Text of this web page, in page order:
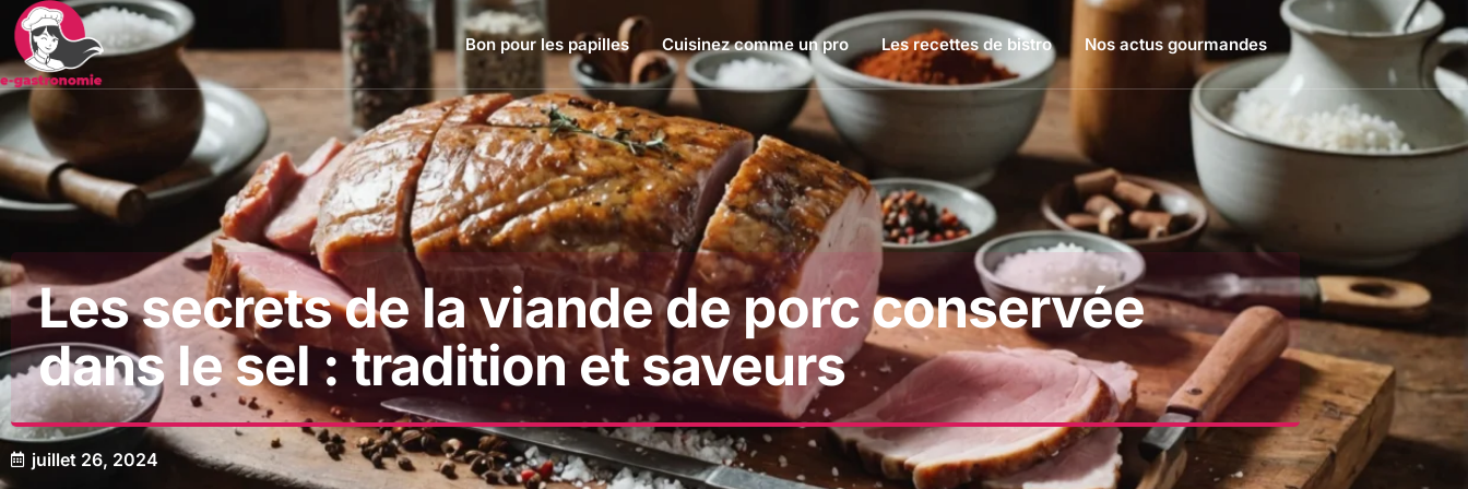
Bon pour les papilles Cuisinez comme un pro Les recettes de bistro Nos actus gourmandes
Les secrets de la viande de porc conservée
dans le sel : tradition et saveurs
juillet 26, 2024